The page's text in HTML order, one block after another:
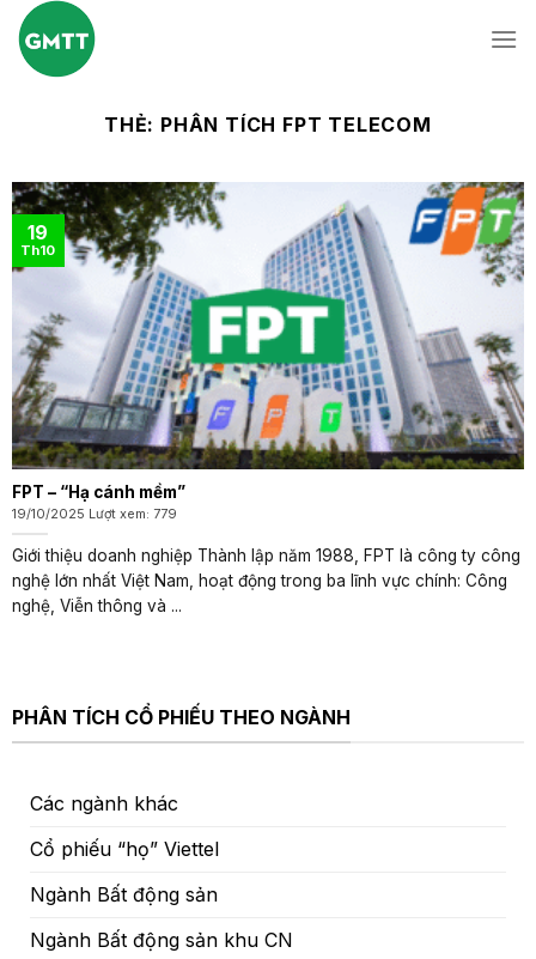
Skip
content
THẺ: PHÂN TÍCH FPT TELECOM
FPT – “Hạ cánh mềm”
19/10/2025 Lượt xem: 779
Giới thiệu doanh nghiệp Thành lập năm 1988, FPT là công ty công
nghệ lớn nhất Việt Nam, hoạt động trong ba lĩnh vực chính: Công
nghệ, Viễn thông và ...
19
Th10
PHÂN TÍCH CỔ PHIẾU THEO NGÀNH
Các ngành khác
Cổ phiếu “họ” Viettel
Ngành Bất động sản
Ngành Bất động sản khu CN